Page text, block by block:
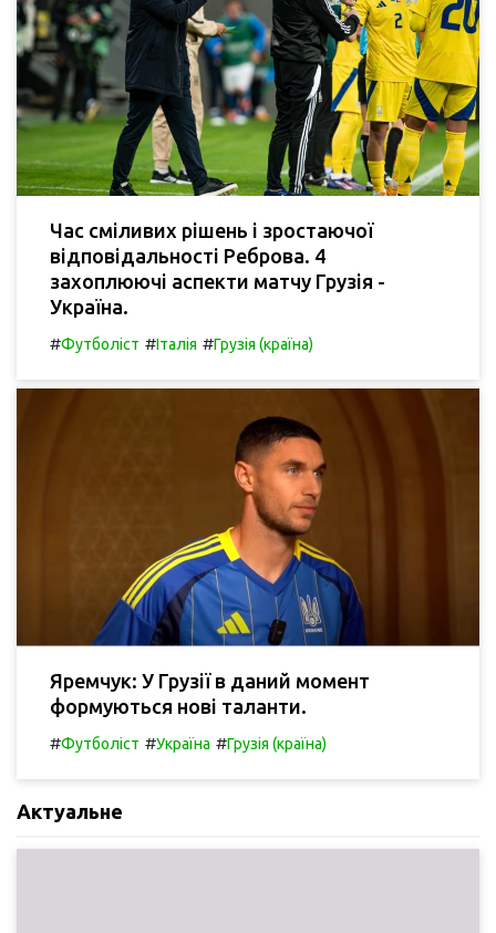
Час сміливих рішень і зростаючої
відповідальності Реброва. 4
захоплюючі аспекти матчу Грузія -
Україна.
#Футболіст #Італія #Грузія (країна)
Яремчук: У Грузії в даний момент
формуються нові таланти.
#Футболіст #Україна #Грузія (країна)
Актуальне